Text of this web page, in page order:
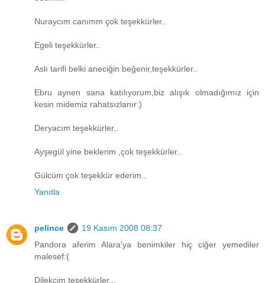
Nuraycım canımm çok teşekkürler..
Egeli teşekkürler..
Aslı tarifi belki aneciğin beğenir,teşekkürler..
Ebru aynen sana katılıyorum,biz alışık olmadığımız için
kesin midemiz rahatsızlanır:)
Deryacım teşekkürler..
Ayşegül yine beklerim ,çok teşekkürler..
Gülcüm çok teşekkür ederim..
Yanıtla
pelince
19 Kasım 2008 08:37
Pandora aferim Alara'ya benimkiler hiç ciğer yemediler
malesef:(
Dilekcim teşekkürler...